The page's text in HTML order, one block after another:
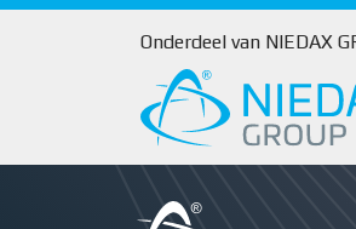
Onderdeel van NIEDAX